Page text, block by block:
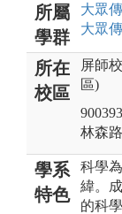
所屬
學群
大眾
大眾
所在
校區
屏師
區)
林森
學系
特色
科學
緯。
的科